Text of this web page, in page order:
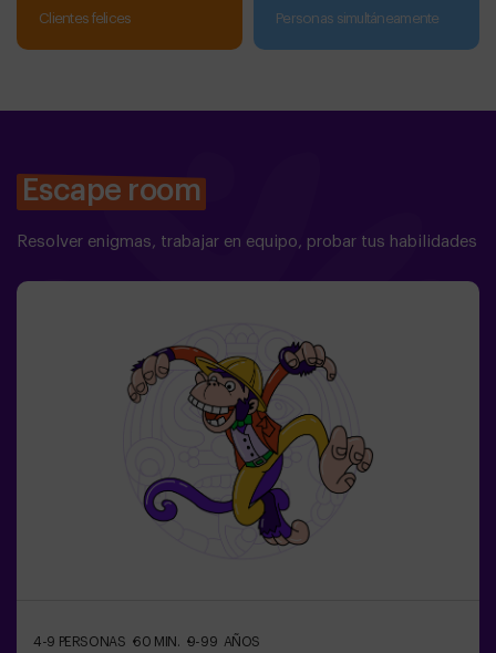
clientes felices personas simultáneamente
Escape room
Resolver enigmas, trabajar en equipo, probar tus habilidades
4-9 PERSONAS 60 MIN. 9-99 AÑOS